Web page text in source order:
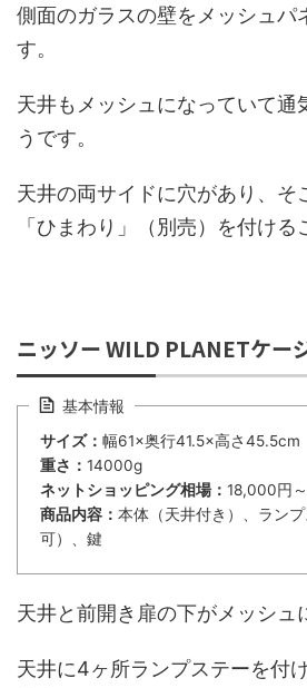
側面のガラスの壁をメッシュパ
す。
天井もメッシュになっていて通
うです。
天井の両サイドに穴があり、そ
「ひまわり」（別売）を付ける
ニッソー WILD PLANETケー
基本情報
サイズ： 幅61×奥行41.5×高さ45.5cm
重さ： 14000g
ネットショッピング相場： 18,000円～
商品内容： 本体（天井付き）、ラン
可）、鍵
天井と前開き扉の下がメッシュ
天井に4ヶ所ランプステーを付